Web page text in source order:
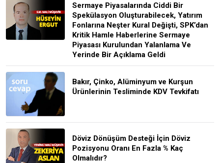
Sermaye Piyasalarında Ciddi Bir
Spekülasyon Oluşturabilecek, Yatırım
Fonlarına Neşter Kural Değişti, SPK’dan
Kritik Hamle Haberlerine Sermaye
Piyasası Kurulundan Yalanlama Ve
Yerinde Bir Açıklama Geldi
Bakır, Çinko, Alüminyum ve Kurşun
Ürünlerinin Tesliminde KDV Tevkifatı
Döviz Dönüşüm Desteği İçin Döviz
Pozisyonu Oranı En Fazla % Kaç
Olmalıdır?